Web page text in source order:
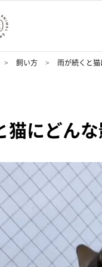
飼い方 雨が続くと
猫にどん